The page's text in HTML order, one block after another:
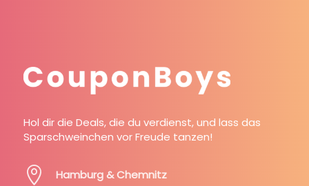
Hol dir die Deals, die du verdienst, und lass das
Sparschweinchen vor Freude tanzen!
 Hamburg & Chemnitz